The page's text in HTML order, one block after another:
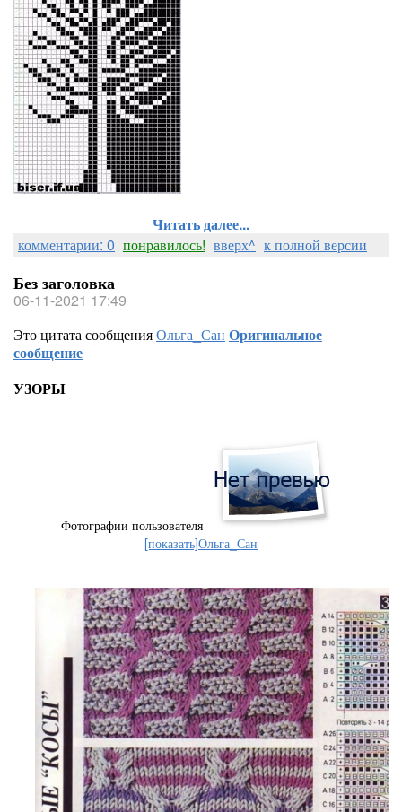
Читать далее...
комментарии: 0 понравилось! вверх^ к полной версии
Без заголовка
06-11-2021 17:49
Это цитата сообщенияОльга_Сан Оригинальное
сообщение
УЗОРЫ
Фотографии пользователя
[показать]Ольга_Сан